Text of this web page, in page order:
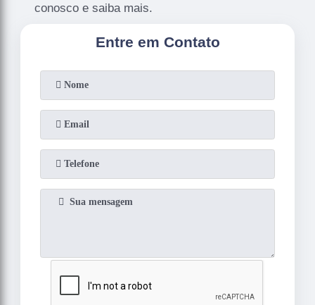
conosco e saiba mais.
Entre em Contato